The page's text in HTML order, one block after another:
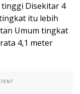
tinggi Disekitar 4
itu lebih
Umum tingkat
4,1 meter